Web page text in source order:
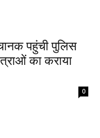
पहुंची पुलिस
का कराया
0